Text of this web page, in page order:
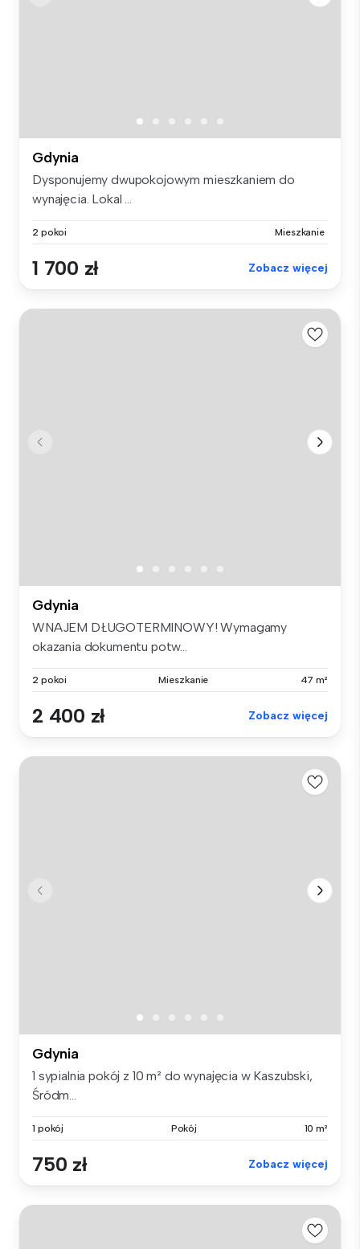
Gdynia
Dysponujemy dwupokojowym mieszkaniem do
wynajęcia. Lokal ...
2 pokoi Mieszkanie
1 700 zł Zobacz więcej
Gdynia
WNAJEM DŁUGOTERMINOWY! Wymagamy
okazania dokumentu potw...
2 pokoi Mieszkanie 47 m²
2 400 zł Zobacz więcej
Gdynia
1 sypialnia pokój z 10 m² do wynajęcia w Kaszubski,
Śródm...
1 pokój Pokój 10 m²
750 zł Zobacz więcej